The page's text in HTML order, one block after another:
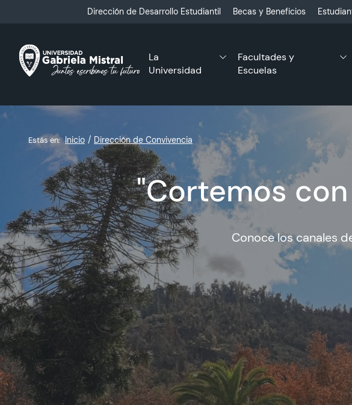
Dirección de Desarrollo Estudiantil Becas y Beneficios
La
Universidad
Facultades y
Escuelas
Estás en: Inicio Dirección de Convivencia
"Cortemos
Conoce los canales